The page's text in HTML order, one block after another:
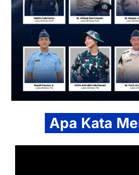
Apa Kata